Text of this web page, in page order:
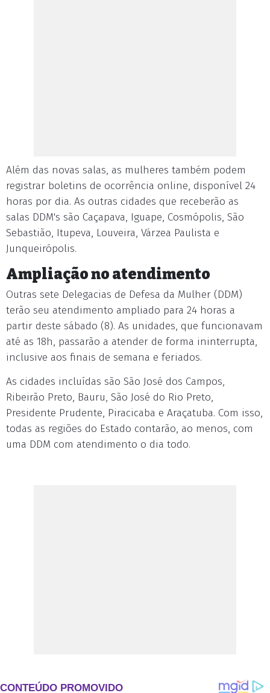
Além das novas salas, as mulheres também podem
registrar boletins de ocorrência online, disponível 24
horas por dia. As outras cidades que receberão as
salas DDM's são Caçapava, Iguape, Cosmópolis, São
Sebastião, Itupeva, Louveira, Várzea Paulista e
Junqueirópolis.
Ampliação no atendimento
Outras sete Delegacias de Defesa da Mulher (DDM)
terão seu atendimento ampliado para 24 horas a
partir deste sábado (8). As unidades, que funcionavam
até as 18h, passarão a atender de forma ininterrupta,
inclusive aos finais de semana e feriados.
As cidades incluídas são São José dos Campos,
Ribeirão Preto, Bauru, São José do Rio Preto,
Presidente Prudente, Piracicaba e Araçatuba. Com isso,
todas as regiões do Estado contarão, ao menos, com
uma DDM com atendimento o dia todo.